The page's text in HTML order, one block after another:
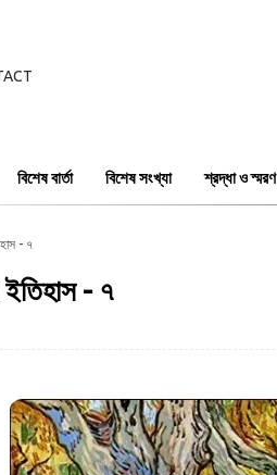
বিশেষ বার্তা বিশেষ সংখ্যা শ্রদ্ধা ও স্মরণ
- ৭
ইতিহাস - ৭